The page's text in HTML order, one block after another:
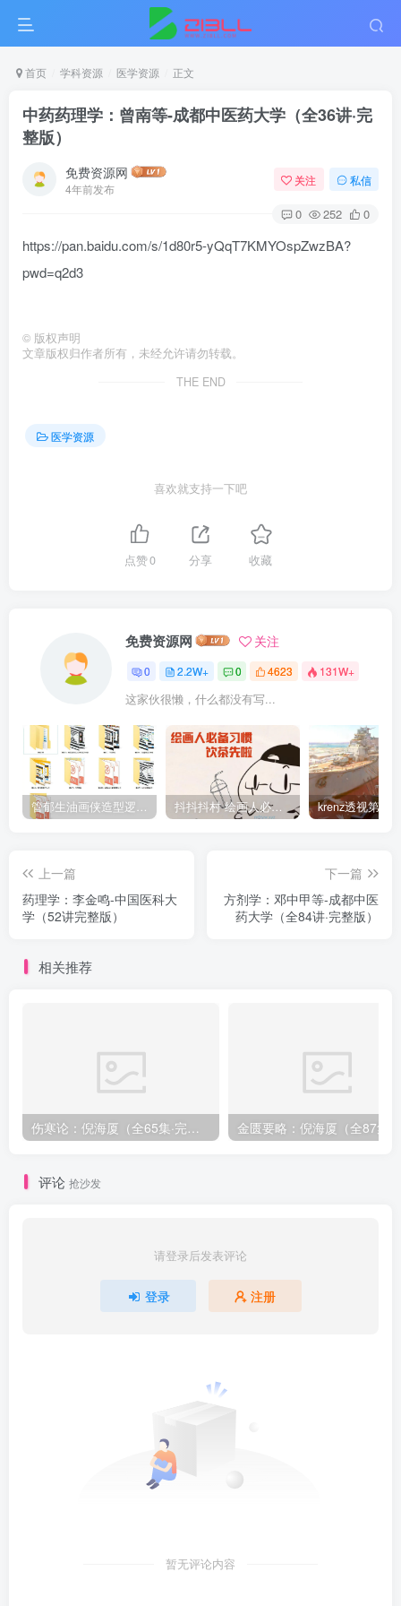
首页 学科资源 医学资源 正文
中药药理学：曾南等-成都中医药大学（全36讲·完
整版）
免费资源网
4年前发布
关注 私信
0 252 0
https://pan.baidu.com/s/1d80r5-yQqT7KMYOspZwzBA?
pwd=q2d3
© 版权声明
文章版权归作者所有，未经允许请勿转载。
THE END
医学资源
喜欢就支持一下吧
点赞0 分享 收藏
免费资源网 关注
0 2.2W+ 0 4623 131W+
这家伙很懒，什么都没有写...
管郁生油画侠造型逻辑班第一期2019年5月【高清不缺课】 抖抖抖村 绘画人必备习惯2020【画质不错】
上一篇
药理学：李金鸣-中国医科大
学（52讲完整版）
下一篇
方剂学：邓中甲等-成都中医
药大学（全84讲·完整版）
相关推荐
伤寒论：倪海厦（全65集·完整版）
评论 抢沙发
请登录后发表评论
登录 注册
暂无评论内容